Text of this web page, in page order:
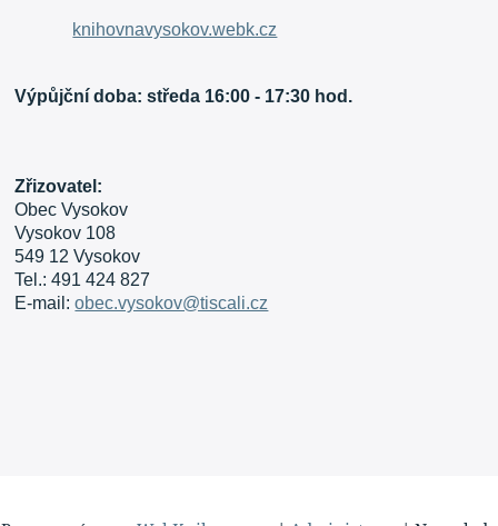
knihovnavysokov.webk.cz
Výpůjční doba: středa 16:00 - 17:30 hod.
Zřizovatel:
Obec Vysokov
Vysokov 108
549 12 Vysokov
Tel.: 491 424 827
E-mail:obec.vysokov@tiscali.cz